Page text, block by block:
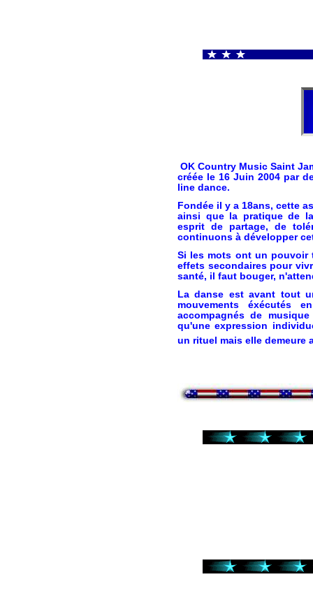
OK Country Music Saint
créée le 16 Juin 2004 par
line dance.
Fondée il y a 18ans, cette
ainsi que la pratique de
esprit de partage, de
continuons à développer
Si les mots ont un pouvoir
effets secondaires pour
santé, il faut bouger,
La danse est avant tout
mouvements éxécutés
accompagnés de
qu'une expression
un rituel mais elle demeure